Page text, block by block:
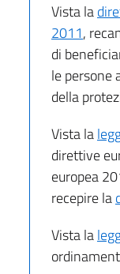
Vista la
2011,
di
le persone
della
Vista la
direttive
europea
recepire la
Vista la